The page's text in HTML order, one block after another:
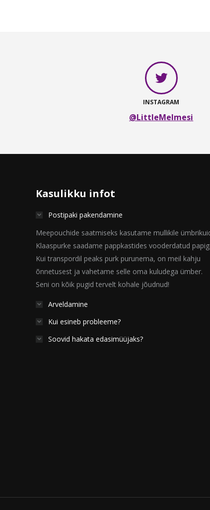
INSTAGRAM
@LittleMelmesi
Kasulikku infot
Postipaki pakendamine
Meepouchide saatmiseks kasutame mullikile
Klaaspurke saadame pappkastides vooderdatud
Kui transpordil peaks purk purunema, on meil kahju
õnnetusest ja vahetame selle oma kuludega ümber.
Seni on kõik pugid tervelt kohale jõudnud!
Arveldamine
Kui esineb probleeme?
Soovid hakata edasimüüjaks?